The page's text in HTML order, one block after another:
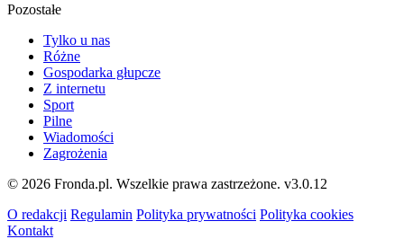
Pozostałe
Tylko u nas
Różne
Gospodarka głupcze
Z internetu
Sport
Pilne
Wiadomości
Zagrożenia
© 2026 Fronda.pl. Wszelkie prawa zastrzeżone. v3.0.12
O redakcji Regulamin Polityka prywatności Polityka cookies
Kontakt